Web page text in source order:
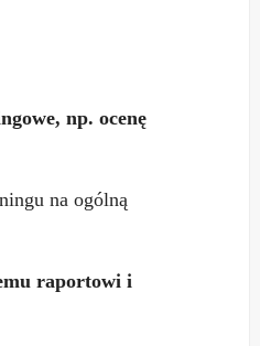
np. ocenę
na ogólną
raportowi i